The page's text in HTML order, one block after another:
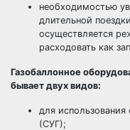
необходимостью
длительной
осуществляется
расходовать как
Газобаллонное
бывает двух видов:
для
(СУГ);